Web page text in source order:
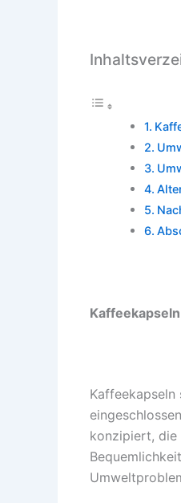
konzipiert, die